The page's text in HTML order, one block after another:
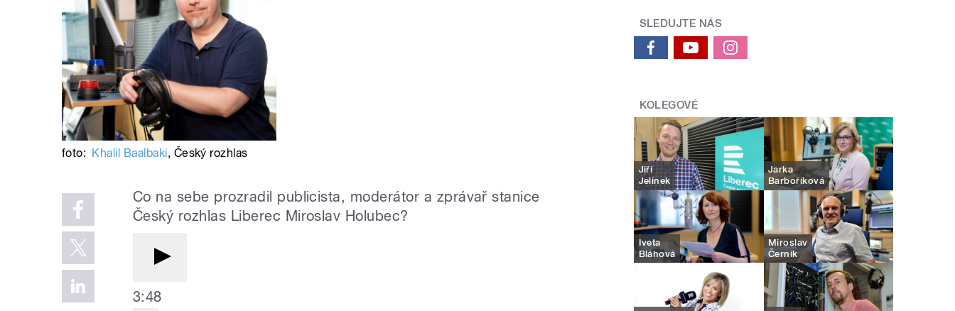
foto: Khalil Baalbaki, Český rozhlas
Co na sebe prozradil publicista, moderátor a zprávař stanice
Český rozhlas Liberec Miroslav Holubec?
3:48
SLEDUJTE NÁS
KOLEGOVÉ
Jiří
Jelínek
Jarka
Barboříková
Iveta
Bláhová
Miroslav
Černík